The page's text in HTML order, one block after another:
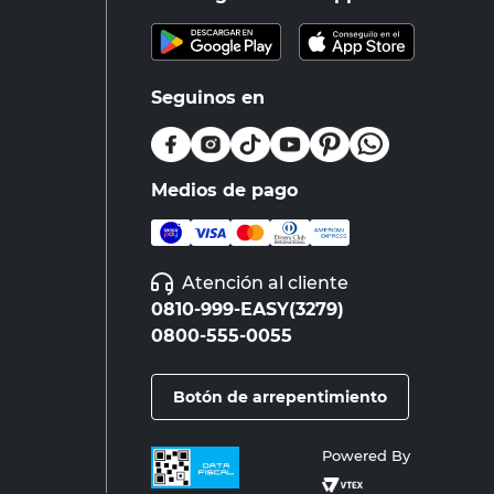
Seguinos en
Medios de pago
Atención al cliente
0810-999-EASY(3279)
0800-555-0055
Botón de arrepentimiento
Powered By